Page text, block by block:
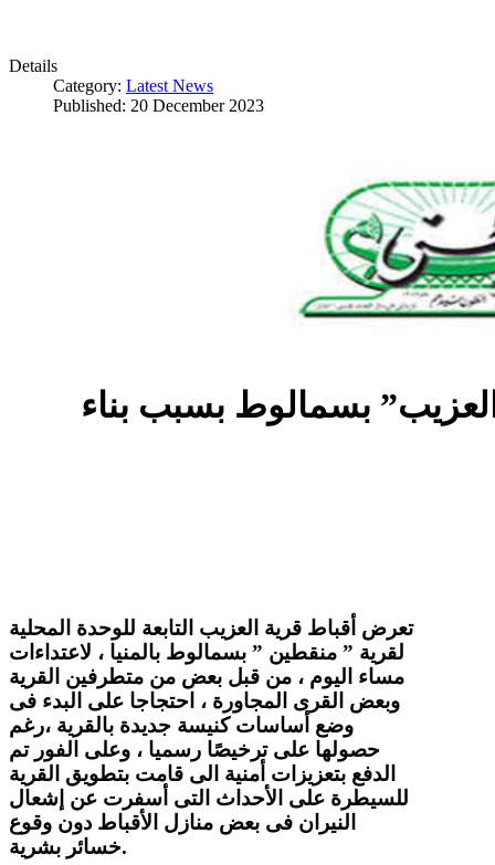
Details
Category: Latest News
Published: 20 December 2023
بسمالوط بسبب بناء
تعرض أقباط قرية العزيب التابعة للوحدة المحلية
لقرية ” منقطين ” بسمالوط بالمنيا ، لاعتداءات
مساء اليوم ، من قبل بعض من متطرفين القرية
وبعض القرى المجاورة ، احتجاجا على البدء فى
وضع أساسات كنيسة جديدة بالقرية ،رغم
حصولها على ترخيصًا رسميا ، وعلى الفور تم
الدفع بتعزيزات أمنية الى قامت بتطويق القرية
للسيطرة على الأحداث التى أسفرت عن إشعال
النيران فى بعض منازل الأقباط دون وقوع
خسائر بشرية.